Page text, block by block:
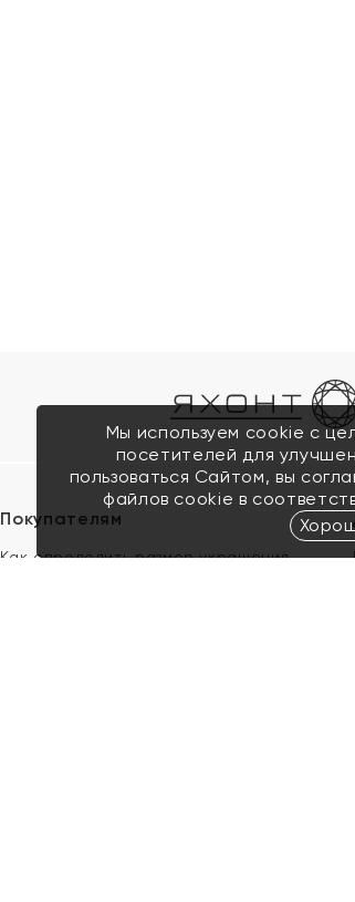
Покупателям
Как определить размер украшения
Мы используем cookie с
посетителей для
пользоваться Сайтом, вы
файлов cookie в